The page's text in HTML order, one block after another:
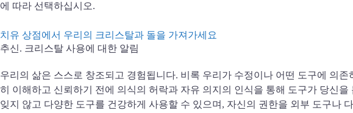
에 따라 선택하십시오.
치유 상점에서 우리의 크리스탈과 돌을 가져가세요
추신. 크리스탈 사용에 대한 알림
우리의 삶은 스스로 창조되고 경험됩니다. 비록 우리가 수정이나 어떤 도구에 의
히 이해하고 신뢰하기 전에 의식의 허락과 자유 의지의 인식을 통해 도구가 당신
잊지 않고 다양한 도구를 건강하게 사용할 수 있으며, 자신의 권한을 외부 도구나